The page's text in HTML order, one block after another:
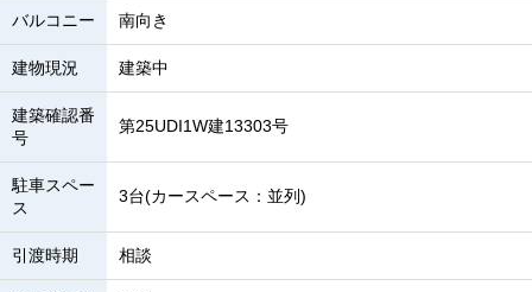
バルコニー 南向き
建物現況 建築中
建築確認番
号
第25UDI1W建13303号
駐車スペー
ス
3台(カースペース：並列)
引渡時期 相談